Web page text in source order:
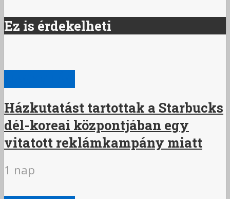
Ez is érdekelheti
Házkutatást tartottak a Starbucks
dél-koreai központjában egy
vitatott reklámkampány miatt
1 nap